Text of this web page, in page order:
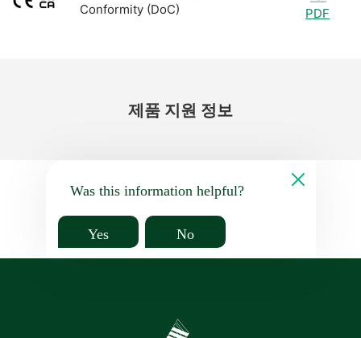
Conformity (DoC)
PDF
제품 지원 정보
Was this information helpful?
Yes No